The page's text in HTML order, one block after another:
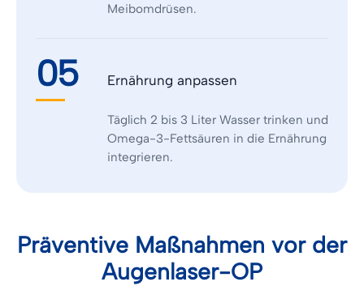
Meibomdrüsen.
05 Ernährung anpassen
Täglich 2 bis 3 Liter Wasser trinken und
Omega-3-Fettsäuren in die Ernährung
integrieren.
Präventive Maßnahmen vor der
Augenlaser-OP